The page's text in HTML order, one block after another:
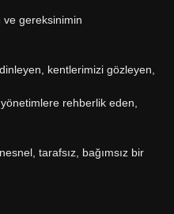
gereksinimin
kentlerimizi gözleyen,
rehberlik eden,
tarafsız, bağımsız bir